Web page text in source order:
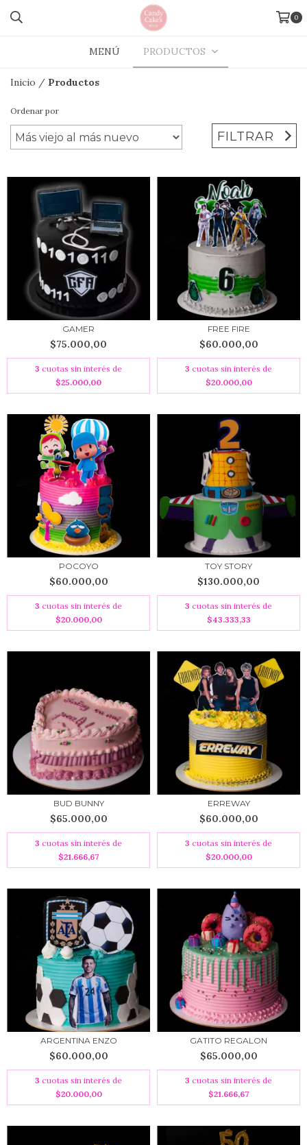
0
MENÚ PRODUCTOS
Inicio / Productos
Ordenar por
FILTRAR
GAMER
$75.000,00
3 cuotas sin interés de
$25.000,00
FREE FIRE
$60.000,00
3 cuotas sin interés de
$20.000,00
POCOYO
$60.000,00
3 cuotas sin interés de
$20.000,00
TOY STORY
$130.000,00
3 cuotas sin interés de
$43.333,33
BUD BUNNY
$65.000,00
3 cuotas sin interés de
$21.666,67
ERREWAY
$60.000,00
3 cuotas sin interés de
$20.000,00
ARGENTINA ENZO
$60.000,00
3 cuotas sin interés de
$20.000,00
GATITO REGALON
$65.000,00
3 cuotas sin interés de
$21.666,67